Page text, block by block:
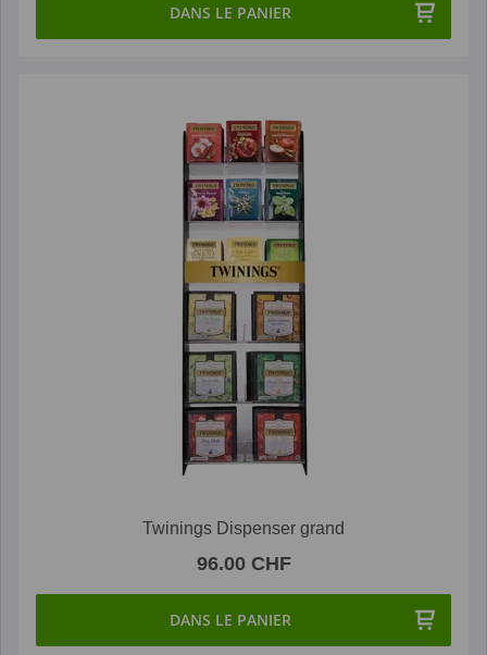
DANS LE PANIER
Twinings Dispenser grand
96.00 CHF
DANS LE PANIER